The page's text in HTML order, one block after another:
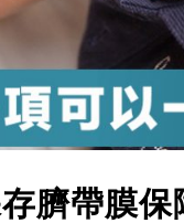
戰事快結束 承認部分
再出手 斥4億美元押
存臍帶膜